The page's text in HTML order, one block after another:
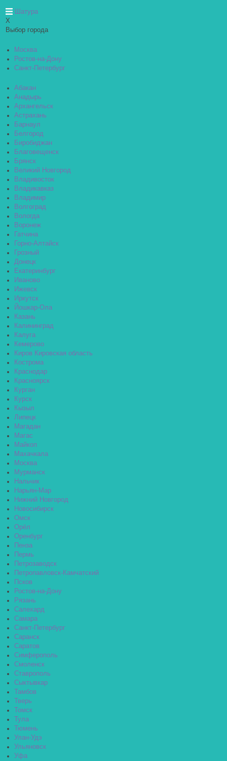
Шатура
X
Выбор города
Москва
Ростов-на-Дону
Санкт-Петербург
Абакан
Анадырь
Архангельск
Астрахань
Барнаул
Белгород
Биробиджан
Благовещенск
Брянск
Великий Новгород
Владивосток
Владикавказ
Владимир
Волгоград
Вологда
Воронеж
Гатчина
Горно-Алтайск
Грозный
Донецк
Екатеринбург
Иваново
Ижевск
Иркутск
Йошкар-Ола
Казань
Калининград
Калуга
Кемерово
Киров Кировская область
Кострома
Краснодар
Красноярск
Курган
Курск
Кызыл
Липецк
Магадан
Магас
Майкоп
Махачкала
Москва
Мурманск
Нальчик
Нарьян-Мар
Нижний Новгород
Новосибирск
Омск
Орёл
Оренбург
Пенза
Пермь
Петрозаводск
Петропавловск-Камчатский
Псков
Ростов-на-Дону
Рязань
Салехард
Самара
Санкт-Петербург
Саранск
Саратов
Симферополь
Смоленск
Ставрополь
Сыктывкар
Тамбов
Тверь
Томск
Тула
Тюмень
Улан-Удэ
Ульяновск
Уфа